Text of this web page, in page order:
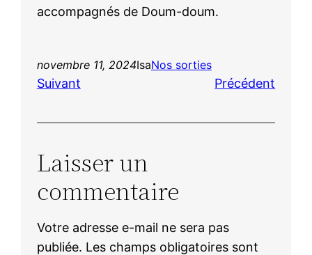
accompagnés de Doum-doum.
novembre 11, 2024IsaNos sorties
Suivant Précédent
Laisser un
commentaire
Votre adresse e-mail ne sera pas
publiée. Les champs obligatoires sont